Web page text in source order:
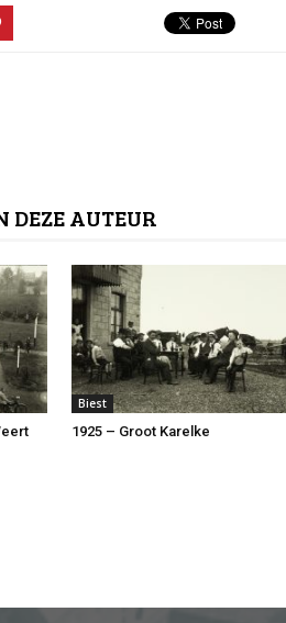
DEZE AUTEUR
Biest
1925 – Groot Karelke